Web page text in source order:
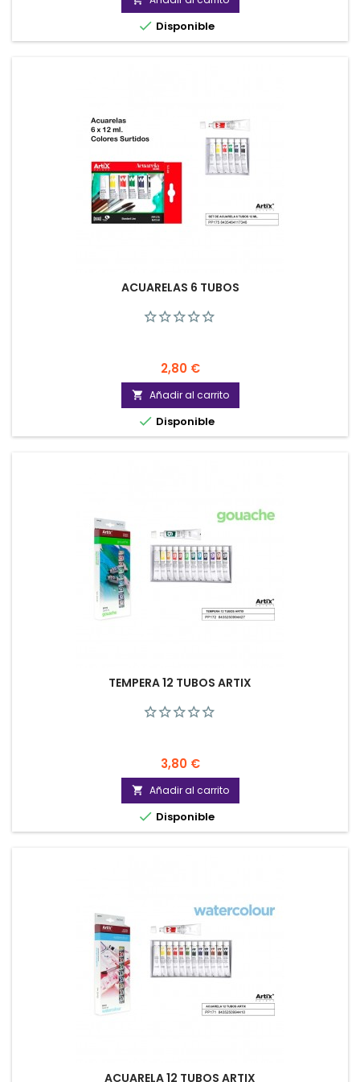
 Disponible
ACUARELAS 6 TUBOS
Precio
2,80 €
 Añadir al carrito
 Disponible
TEMPERA 12 TUBOS ARTIX
Precio
3,80 €
 Añadir al carrito
 Disponible
ACUARELA 12 TUBOS ARTIX